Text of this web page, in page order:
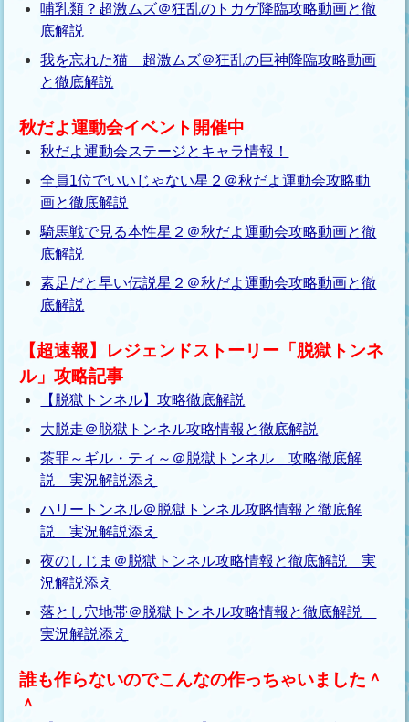
哺乳類？超激ムズ＠狂乱のトカゲ降臨攻略動画と徹
底解説
我を忘れた猫 超激ムズ＠狂乱の巨神降臨攻略動画
と徹底解説
秋だよ運動会イベント開催中
秋だよ運動会ステージとキャラ情報！
全員1位でいいじゃない星２＠秋だよ運動会攻略動
画と徹底解説
騎馬戦で見る本性星２＠秋だよ運動会攻略動画と徹
底解説
素足だと早い伝説星２＠秋だよ運動会攻略動画と徹
底解説
【超速報】レジェンドストーリー「脱獄トンネ
ル」攻略記事
【脱獄トンネル】攻略徹底解説
大脱走＠脱獄トンネル攻略情報と徹底解説
茶罪～ギル・ティ～＠脱獄トンネル 攻略徹底解
説 実況解説添え
ハリートンネル＠脱獄トンネル攻略情報と徹底解
説 実況解説添え
夜のしじま＠脱獄トンネル攻略情報と徹底解説 実
況解説添え
落とし穴地帯＠脱獄トンネル攻略情報と徹底解説
実況解説添え
誰も作らないのでこんなの作っちゃいました＾
＾